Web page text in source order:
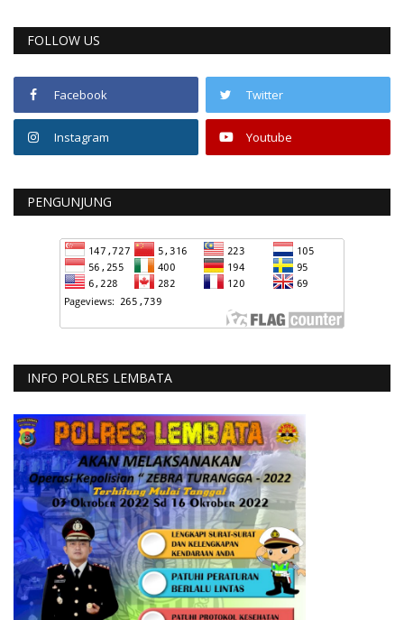
FOLLOW US
Facebook Twitter
Instagram Youtube
PENGUNJUNG
INFO POLRES LEMBATA